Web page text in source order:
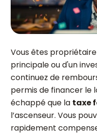
Vous êtes
principale ou d'un
continuez de
permis de financer le
échappé que la taxe
l’ascenseur. Vous
rapidement